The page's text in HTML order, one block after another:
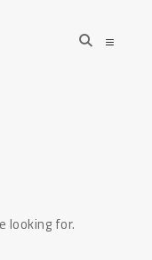
open
search
open
looking for.